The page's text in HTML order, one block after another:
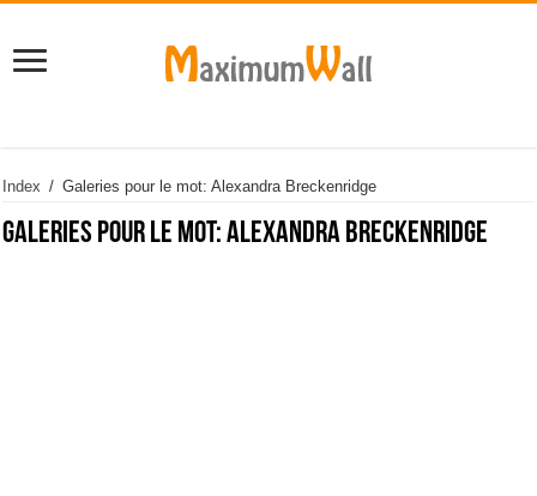
Index / Galeries pour le mot: Alexandra Breckenridge
Galeries pour le mot:Alexandra Breckenridge